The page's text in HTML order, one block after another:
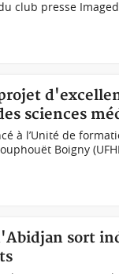
club presse
sciences
à l’Unité de
Boigny
sort